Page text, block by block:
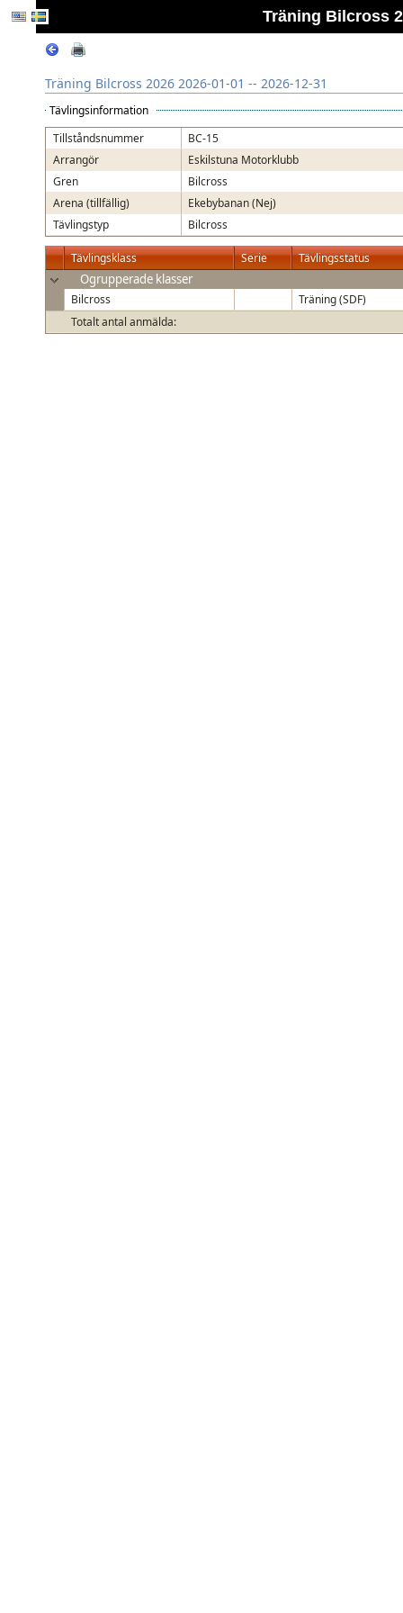
Träning Bilcross
Träning Bilcross 2026 2026-01-01 -- 2026-12-31
Tävlingsinformation
Tillståndsnummer
BC-15
Arrangör
Eskilstuna Motorklubb
Gren
Bilcross
Arena (tillfällig)
Ekebybanan (Nej)
Tävlingstyp
Bilcross
Tävlingsklass Serie Tävlingsstatus
Totalt antal anmälda:
Ogrupperade klasser
Bilcross Träning (SDF)